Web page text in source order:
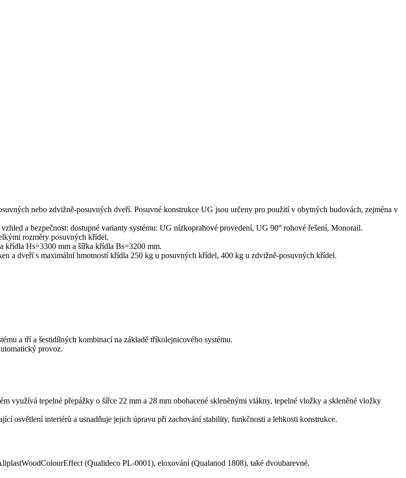
nebo zdvižně-posuvných dveří. Posuvné konstrukce UG jsou určeny pro použití v obytných budovách, zejména v
a bezpečnost: dostupné varianty systému: UG nízkoprahové provedení, UG 90° rohové řešení, Monorail.
rozměry posuvných křídel.
křídla Hs=3300 mm a šířka křídla Bs=3200 mm.
a dveří s maximální hmotností křídla 250 kg u posuvných křídel, 400 kg u zdvižně-posuvných křídel.
a tří a šestidílných kombinací na základě tříkolejnicového systému.
provoz.
využívá tepelné přepážky o šířce 22 mm a 28 mm obohacené skleněnými vlákny, tepelné vložky a skleněné vložky
osvětlení interiérů a usnadňuje jejich úpravu při zachování stability, funkčnosti a lehkosti konstrukce.
(Qualideco PL-0001), eloxování (Qualanod 1808), také dvoubarevné.